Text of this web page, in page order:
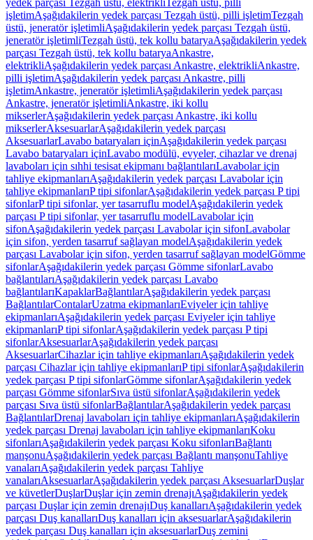
yedek parçası Tezgah üstü, elektrikli Tezgah üstü, pilli
işletimAşağıdakilerin yedek parçası Tezgah üstü, pilli işletimTezgah
üstü, jeneratör işletimliAşağıdakilerin yedek parçası Tezgah üstü,
jeneratör işletimliTezgah üstü, tek kollu bataryaAşağıdakilerin yedek
parçası Tezgah üstü, tek kollu bataryaAnkastre,
elektrikliAşağıdakilerin yedek parçası Ankastre, elektrikliAnkastre,
pilli işletimAşağıdakilerin yedek parçası Ankastre, pilli
işletimAnkastre, jeneratör işletimliAşağıdakilerin yedek parçası
Ankastre, jeneratör işletimliAnkastre, iki kollu
mikserlerAşağıdakilerin yedek parçası Ankastre, iki kollu
mikserlerAksesuarlarAşağıdakilerin yedek parçası
AksesuarlarLavabo bataryaları içinAşağıdakilerin yedek parçası
Lavabo bataryaları içinLavabo modülü, evyeler, cihazlar ve drenaj
lavaboları için sıhhi tesisat ekipmanı bağlantılarıLavabolar için
tahliye ekipmanlarıAşağıdakilerin yedek parçası Lavabolar için
tahliye ekipmanlarıP tipi sifonlarAşağıdakilerin yedek parçası P tipi
sifonlarP tipi sifonlar, yer tasarruflu modelAşağıdakilerin yedek
parçası P tipi sifonlar, yer tasarruflu modelLavabolar için
sifonAşağıdakilerin yedek parçası Lavabolar için sifonLavabolar
için sifon, yerden tasarruf sağlayan modelAşağıdakilerin yedek
parçası Lavabolar için sifon, yerden tasarruf sağlayan modelGömme
sifonlarAşağıdakilerin yedek parçası Gömme sifonlarLavabo
bağlantılarıAşağıdakilerin yedek parçası Lavabo
bağlantılarıKapaklarBağlantılarAşağıdakilerin yedek parçası
BağlantılarContalarUzatma ekipmanlarıEviyeler için tahliye
ekipmanlarıAşağıdakilerin yedek parçası Eviyeler için tahliye
ekipmanlarıP tipi sifonlarAşağıdakilerin yedek parçası P tipi
sifonlarAksesuarlarAşağıdakilerin yedek parçası
AksesuarlarCihazlar için tahliye ekipmanlarıAşağıdakilerin yedek
parçası Cihazlar için tahliye ekipmanlarıP tipi sifonlarAşağıdakilerin
yedek parçası P tipi sifonlarGömme sifonlarAşağıdakilerin yedek
parçası Gömme sifonlarSıva üstü sifonlarAşağıdakilerin yedek
parçası Sıva üstü sifonlarBağlantılarAşağıdakilerin yedek parçası
BağlantılarDrenaj lavaboları için tahliye ekipmanlarıAşağıdakilerin
yedek parçası Drenaj lavaboları için tahliye ekipmanlarıKoku
sifonlarıAşağıdakilerin yedek parçası Koku sifonlarıBağlantı
manşonuAşağıdakilerin yedek parçası Bağlantı manşonuTahliye
vanalarıAşağıdakilerin yedek parçası Tahliye
vanalarıAksesuarlarAşağıdakilerin yedek parçası AksesuarlarDuşlar
ve küvetlerDuşlarDuşlar için zemin drenajıAşağıdakilerin yedek
parçası Duşlar için zemin drenajıDuş kanallarıAşağıdakilerin yedek
parçası Duş kanallarıDuş kanalları için aksesuarlarAşağıdakilerin
yedek parçası Duş kanalları için aksesuarlarDuş zemini